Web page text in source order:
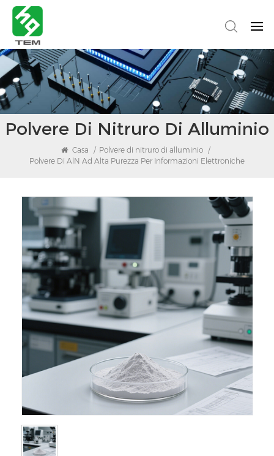
Polvere Di Nitruro Di Alluminio
Casa / Polvere di nitruro di alluminio
/
Polvere Di AlN Ad Alta Purezza Per Informazioni Elettroniche